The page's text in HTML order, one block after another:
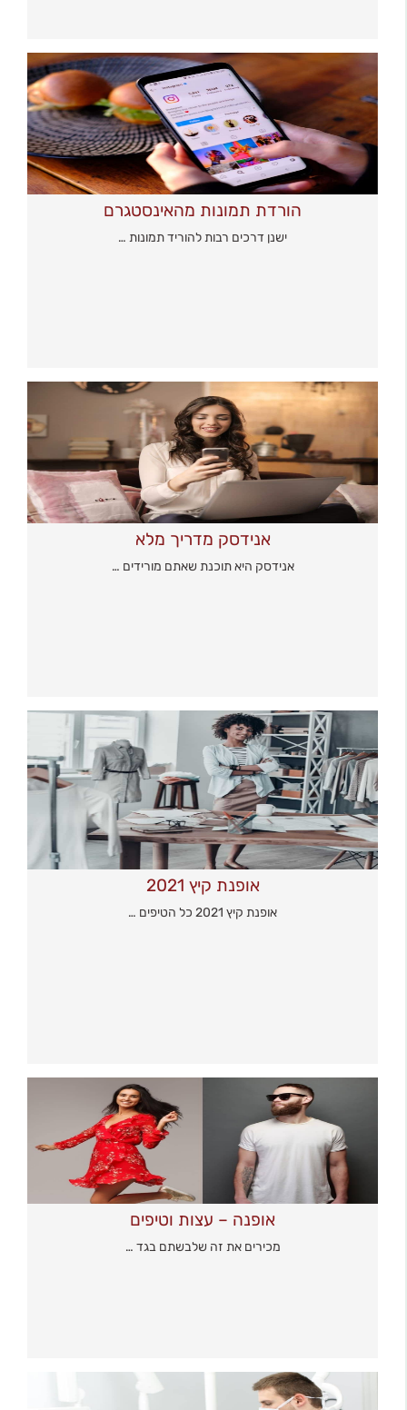
הורדת תמונות מהאינסטגרם
ישנן דרכים רבות להוריד תמונות …
אנידסק מדריך מלא
אנידסק היא תוכנת שאתם מורידים …
אופנת קיץ 2021
אופנת קיץ 2021 כל הטיפים …
אופנה – עצות וטיפים
מכירים את זה שלבשתם בגד …